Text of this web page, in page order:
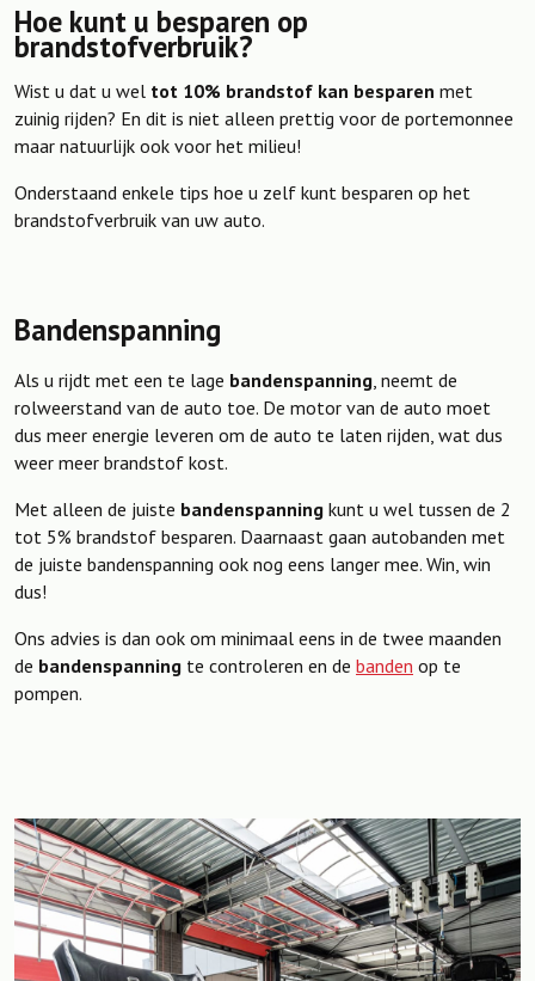
Hoe kunt u besparen op
brandstofverbruik?
Wist u dat u wel tot 10% brandstof kan besparen met
zuinig rijden? En dit is niet alleen prettig voor de portemonnee
maar natuurlijk ook voor het milieu!
Onderstaand enkele tips hoe u zelf kunt besparen op het
brandstofverbruik van uw auto.
Bandenspanning
Als u rijdt met een te lage bandenspanning , neemt de
rolweerstand van de auto toe. De motor van de auto moet
dus meer energie leveren om de auto te laten rijden, wat dus
weer meer brandstof kost.
Met alleen de juiste bandenspanning kunt u wel tussen de 2
tot 5% brandstof besparen. Daarnaast gaan autobanden met
de juiste bandenspanning ook nog eens langer mee. Win, win
dus!
Ons advies is dan ook om minimaal eens in de twee maanden
de bandenspanning te controleren en de banden op te
pompen.